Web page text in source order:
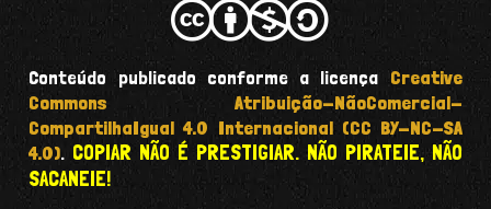
Conteúdo publicado conforme a licençaCreative
Commons Atribuição-NãoComercial-
CompartilhaIgual 4.0 Internacional (CC BY-NC-SA
4.0). COPIAR NÃO É PRESTIGIAR. NÃO PIRATEIE, NÃO
SACANEIE!